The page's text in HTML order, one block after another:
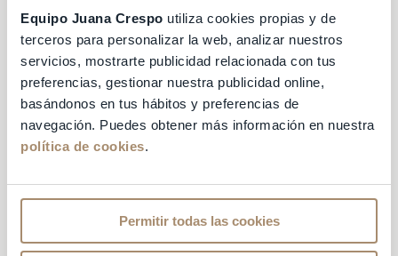
Equipo Juana Crespo utiliza cookies propias y de
terceros para personalizar la web, analizar nuestros
servicios, mostrarte publicidad relacionada con tus
preferencias, gestionar nuestra publicidad online,
basándonos en tus hábitos y preferencias de
navegación. Puedes obtener más información en nuestra
política de cookies.
Permitir todas las cookies
Donar óvulos en
nuestra clínica de
Valencia tiene
ventajas
Donar óvulos en Ovodónalos esun proceso
médico completamente seguro. Nuestro equipo
formado porginecólogas, psicóloga, enfermera y